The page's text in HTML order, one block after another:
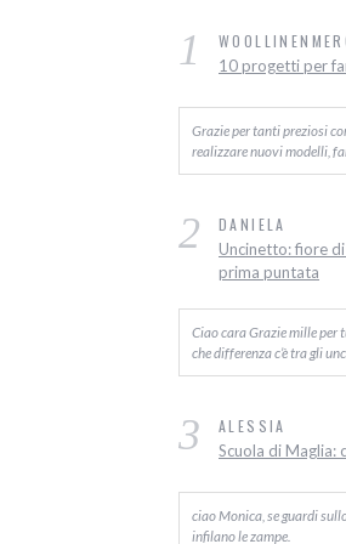
1 10 progetti per
Grazie per tanti preziosi
realizzare nuovi modelli,
2 DANIELA
Uncinetto: fiore
prima puntata
Ciao cara Grazie mille per
che differenza c’è tra gli
3 ALESSIA
Scuola di Maglia:
ciao Monica, se guardi
infilano le zampe.